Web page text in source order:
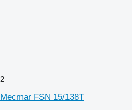
2
Mecmar FSN 15/138T